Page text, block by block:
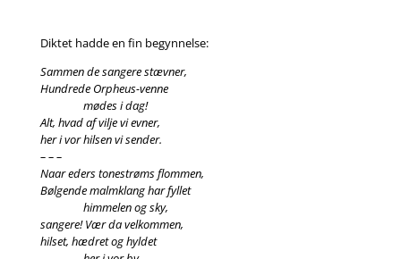
Diktet hadde en fin begynnelse:
Sammen de sangere stævner,
Hundrede Orpheus-venne
mødes i dag!
Alt, hvad af vilje vi evner,
her i vor hilsen vi sender.
– – –
Naar eders tonestrøms flommen,
Bølgende malmklang har fyllet
himmelen og sky,
sangere! Vær da velkommen,
hilset, hædret og hyldet